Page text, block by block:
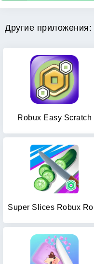
Другие приложения:
Robux Easy Scratch